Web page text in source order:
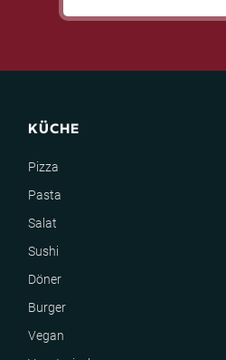
KÜCHE
Pizza
Pasta
Salat
Sushi
Döner
Burger
Vegan